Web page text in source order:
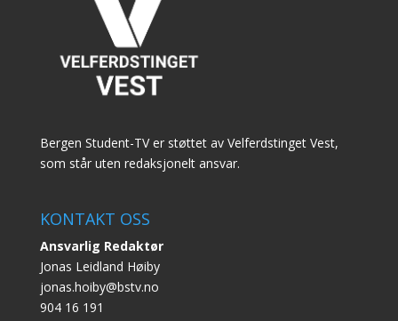
Bergen Student-TV er støttet av Velferdstinget Vest,
som står uten redaksjonelt ansvar.
KONTAKT OSS
Ansvarlig Redaktør
Jonas Leidland Høiby
jonas.hoiby@bstv.no
904 16 191